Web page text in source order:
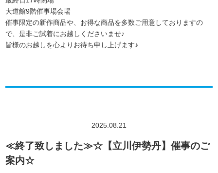
大道館9階催事場会場
催事限定の新作商品や、お得な商品を多数ご用意しておりますの
で、是非ご試着にお越しくださいませ♪
皆様のお越しを心よりお待ち申し上げます♪
2025.08.21
≪終了致しました≫☆【立川伊勢丹】催事のご
案内☆